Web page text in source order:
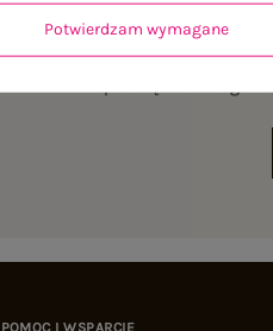
POMOC I WSPARCIE
Potwierdzam wymagane